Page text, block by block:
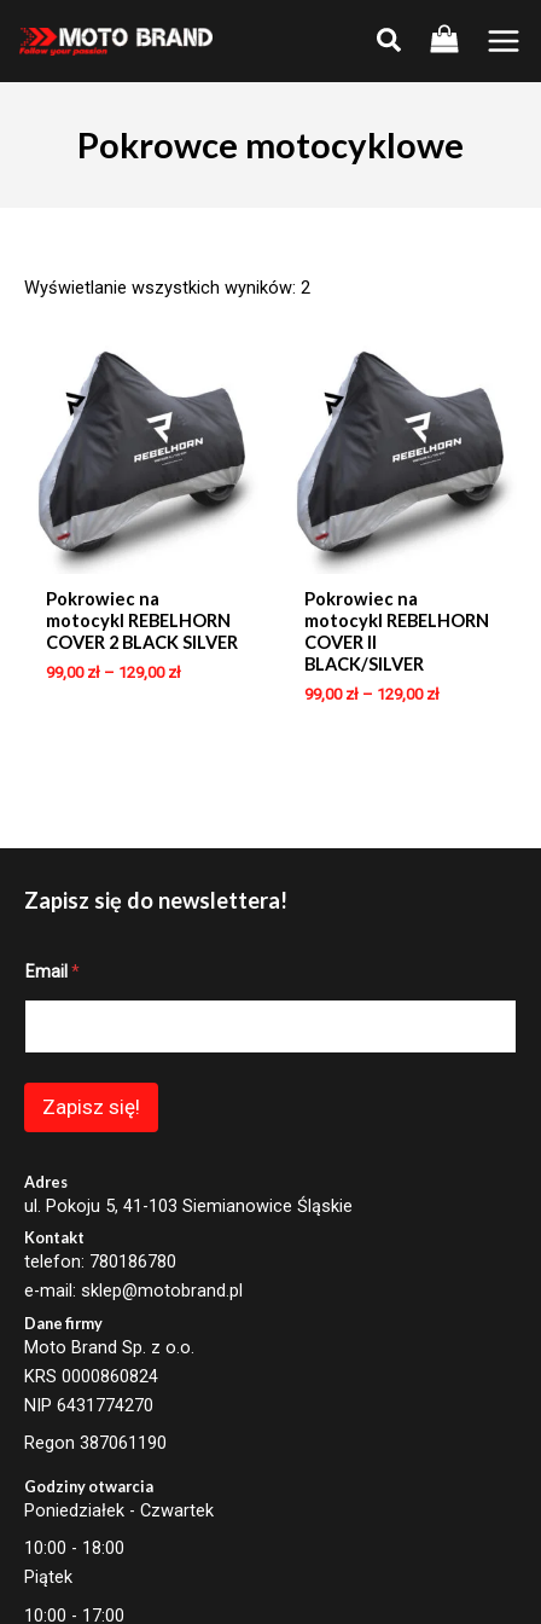
Main
Pokrowce motocyklowe
Wyświetlanie wszystkich wyników: 2
Pokrowiec na
motocykl REBELHORN
COVER 2 BLACK SILVER
99,00 zł– 129,00 zł
Pokrowiec na
motocykl REBELHORN
COVER II
BLACK/SILVER
99,00 zł– 129,00 zł
Zapisz się do newslettera!
m
E
l
m
a
l
Email *
Zapisz się!
Adres
ul. Pokoju 5, 41-103 Siemianowice Śląskie
Kontakt
telefon: 780186780
e-mail: sklep@motobrand.pl
Dane firmy
Moto Brand Sp. z o.o.
KRS 0000860824
NIP 6431774270
Regon 387061190
Godziny otwarcia
Poniedziałek - Czwartek
10:00 - 18:00
Piątek
10:00 - 17:00